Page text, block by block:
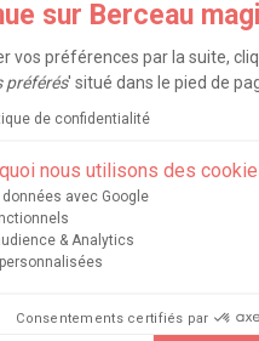
sur Berceau
vos préférences par la suite,
préférés' situé dans le pied de
de confidentialité
nous utilisons des
données avec Google
& Analytics
Consentements certifiés par
vente| FAQ |Rappels de produits|
et crédits Conditions générales de
Nos moyens de paiement